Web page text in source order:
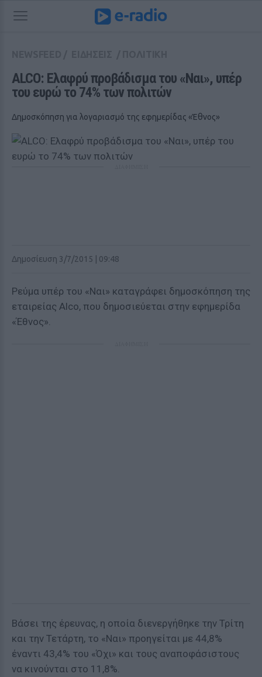
ALCO: Ελαφρύ προβάδισμα του «Ναι», υπέρ
του ευρώ το 74% των πολιτών
Δημοσκόπηση για λογαριασμό της εφημερίδας «Έθνος»
Δημοσίευση 3/7/2015 | 09:48
Ρεύμα υπέρ του «Ναι» καταγράφει δημοσκόπηση της
εταιρείας Αlco, που δημοσιεύεται στην εφημερίδα
«Έθνος».
Βάσει της έρευνας, η οποία διενεργήθηκε την Τρίτη
και την Τετάρτη, το «Ναι» προηγείται με 44,8%
έναντι 43,4% του «Όχι» και τους αναποφάσιστους
να κινούνται στο 11,8%.